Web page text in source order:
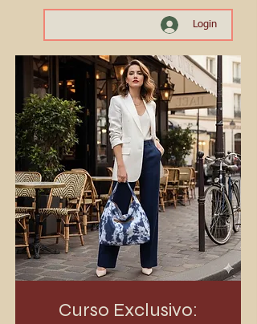
Login
Curso Exclusivo: